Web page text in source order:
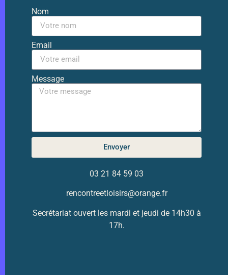
Nom
Email
Message
Envoyer
03 21 84 59 03
rencontreetloisirs@orange.fr
Secrétariat ouvert les mardi et jeudi de 14h30 à
17h.